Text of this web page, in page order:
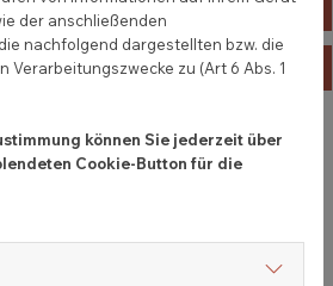
der anschließenden
nachfolgend dargestellten bzw. die
Verarbeitungszwecke zu (Art 6 Abs. 1
können Sie jederzeit über
Cookie-Button für die